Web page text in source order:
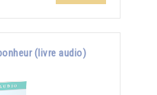
(livre audio)